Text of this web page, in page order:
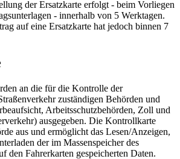
der Ersatzkarte erfolgt - beim Vorliegen
- innerhalb von 5 Werktagen.
auf eine Ersatzkarte hat jedoch binnen 7
an die für die Kontrolle der
zuständigen Behörden und
Arbeitsschutzbehörden, Zoll und
ausgegeben. Die Kontrollkarte
aus und ermöglicht das Lesen/Anzeigen,
der im Massenspeicher des
den Fahrerkarten gespeicherten Daten.